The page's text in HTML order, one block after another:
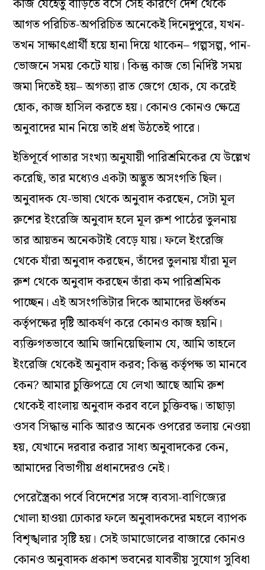
কাজ যেহেতু বাড়িতে বসে সেই কারণে দেশ থেকে
আগত পরিচিত-অপরিচিত অনেকেই দিনেদুপুরে, যখন-
তখন সাক্ষাৎপ্রার্থী হয়ে হানা দিয়ে থাকেন– গল্পসল্প, পান-
ভোজনে সময় কেটে যায়। কিন্তু কাজ তো নির্দিষ্ট সময়
জমা দিতেই হয়– অগত‌্যা রাত জেগে হোক, যে করেই
হোক, কাজ হাসিল করতে হয়। কোনও কোনও ক্ষেত্রে
অনুবাদের মান নিয়ে তাই প্রশ্ন উঠতেই পারে।
ইতিপূর্বে পাতার সংখ‌্যা অনুযায়ী পারিশ্রমিকের যে উল্লেখ
করেছি, তার মধ‌্যেও একটা অদ্ভুত অসংগতি ছিল।
অনুবাদক যে-ভাষা থেকে অনুবাদ করছেন, সেটা মূল
রুশের ইংরেজি অনুবাদ হলে মূল রুশ পাঠের তুলনায়
তার আয়তন অনেকটাই বেড়ে যায়। ফলে ইংরেজি
থেকে যাঁরা অনুবাদ করছেন, তাঁদের তুলনায় যাঁরা মূল
রুশ থেকে অনুবাদ করছেন তাঁরা কম পারিশ্রমিক
পাচ্ছেন। এই অসংগতিটার দিকে আমাদের ঊর্ধ্বতন
কর্তৃপক্ষের দৃষ্টি আকর্ষণ করে কোনও কাজ হয়নি।
ব‌্যক্তিগতভাবে আমি জানিয়েছিলাম যে, আমি তাহলে
ইংরেজি থেকেই অনুবাদ করব; কিন্তু কর্তৃপক্ষ তা মানবে
কেন? আমার চুক্তিপত্রে যে লেখা আছে আমি রুশ
থেকেই বাংলায় অনুবাদ করব বলে চুক্তিবদ্ধ। তাছাড়া
ওসব সিদ্ধান্ত নাকি আরও অনেক ওপরের তলায় নেওয়া
হয়, যেখানে দরবার করার সাধ‌্য অনুবাদকের কেন,
আমাদের বিভাগীয় প্রধানদেরও নেই।
পেরেস্ত্রৈকা পর্বে বিদেশের সঙ্গে ব‌্যবসা-বাণিজ‌্যের
খোলা হাওয়া ঢোকার ফলে অনুবাদকদের মহলে ব‌্যাপক
বিশৃঙ্খলার সৃষ্টি হয়। সেই ডামাডোলের বাজারে কোনও
কোনও অনুবাদক প্রকাশ ভবনের যাবতীয় সুযোগ সুবিধা